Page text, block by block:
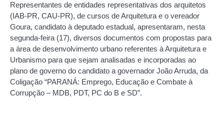
Representantes de entidades representativas dos arquitetos
(IAB-PR, CAU-PR), de cursos de Arquitetura e o vereador
Goura, candidato à deputado estadual, apresentaram, nesta
segunda-feira (17), diversos documentos com propostas para
a área de desenvolvimento urbano referentes à Arquitetura e
Urbanismo para que sejam analisadas e incorporadas ao
plano de governo do candidato a governador João Arruda, da
Coligação “PARANÁ: Emprego, Educação e Combate à
Corrupção – MDB, PDT, PC do B e SD”.